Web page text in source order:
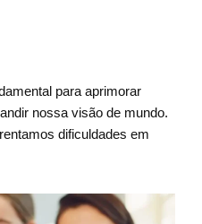
para aprimorar
nossa visão de mundo.
dificuldades em